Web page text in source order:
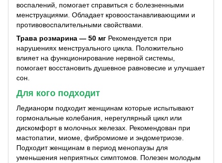
воспалений, помогает справиться с болезненными
менструациями. Обладает кровоостанавливающими и
противовоспалительными свойствами.
Трава розмарина — 50 мг Рекомендуется при
нарушениях менструального цикла. Положительно
влияет на функционирование нервной системы,
помогает восстановить душевное равновесие и улучшает
сон.
Для кого подходит
Ледианорм подходит женщинам которые испытывают
гормональные колебания, нерегулярный цикл или
дискомфорт в молочных железах. Рекомендован при
мастопатии, миоме, фибромиоме и эндометриозе.
Подходит женщинам в период менопаузы для
уменьшения неприятных симптомов. Полезен молодым